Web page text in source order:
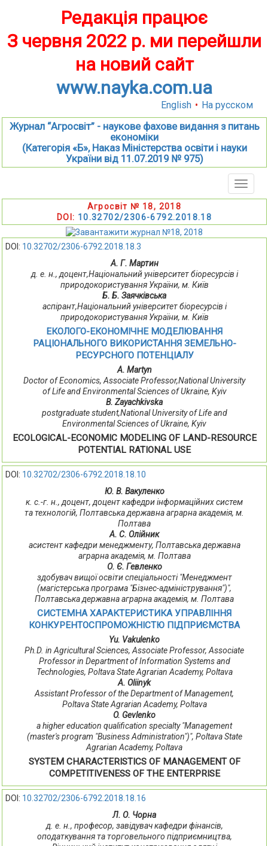
Редакція працює
З червня 2022 р. ми перейшли
на новий сайт
www.nayka.com.ua
English • На русском
Журнал “Агросвіт” - наукове фахове видання з питань
економіки
(Категорія «Б», Наказ Міністерства освіти і науки
України від 11.07.2019 № 975)
Toggle
Агросвіт № 18, 2018
DOI: 10.32702/2306-6792.2018.18
DOI: 10.32702/2306-6792.2018.18.3
А. Г. Мартин
д. е. н., доцент,Національний університет біоресурсів і
природокористування України, м. Київ
Б. Б. Заячківська
аспірант,Національний університет біоресурсів і
природокористування України, м. Київ
ЕКОЛОГО-ЕКОНОМІЧНЕ МОДЕЛЮВАННЯ
РАЦІОНАЛЬНОГО ВИКОРИСТАННЯ ЗЕМЕЛЬНО-
РЕСУРСНОГО ПОТЕНЦІАЛУ
A. Martyn
Doctor of Economics, Associate Professor,National University
of Life and Environmental Sciences of Ukraine, Kyiv
B. Zayachkivska
postgraduate student,National University of Life and
Environmental Sciences of Ukraine, Kyiv
ECOLOGICAL-ECONOMIC MODELING OF LAND-RESOURCE
POTENTIAL RATIONAL USE
DOI: 10.32702/2306-6792.2018.18.10
Ю. В. Вакуленко
к. с.-г. н., доцент, доцент кафедри інформаційних систем
та технологій, Полтавська державна аграрна академія, м.
Полтава
А. С. Олійник
асистент кафедри менеджменту, Полтавська державна
аграрна академія, м. Полтава
О. Є. Гевленко
здобувач вищої освіти спеціальності "Менеджмент
(магістерська програма "Бізнес-адміністрування")",
Полтавська державна аграрна академія, м. Полтава
СИСТЕМНА ХАРАКТЕРИСТИКА УПРАВЛІННЯ
КОНКУРЕНТОСПРОМОЖНІСТЮ ПІДПРИЄМСТВА
Yu. Vakulenko
Ph.D. in Agricultural Sciences, Associate Professor, Associate
Professor in Department of Information Systems and
Technologies, Poltava State Agrarian Academy, Poltava
A. Oliіnyk
Assistant Professor of the Department of Management,
Poltava State Agrarian Academy, Poltava
O. Gevlenko
a higher education qualification specialty "Management
(master's program "Business Administration")", Poltava State
Agrarian Academy, Poltava
SYSTEM CHARACTERISTICS OF MANAGEMENT OF
COMPETITIVENESS OF THE ENTERPRISE
DOI: 10.32702/2306-6792.2018.18.16
Л. О. Чорна
д. е. н., професор, завідувач кафедри фінансів,
оподаткування та торговельного підприємництва,